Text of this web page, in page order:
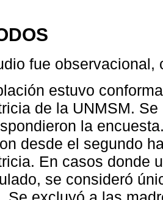
fue
estuvo
de la UNMSM.
la
desde el segundo
En casos donde
se consideró